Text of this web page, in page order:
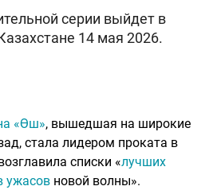
серии выйдет в
14 мая 2026.
«Өш», вышедшая на широкие
стала лидером проката в
списки «лучших
ужасов новой волны».